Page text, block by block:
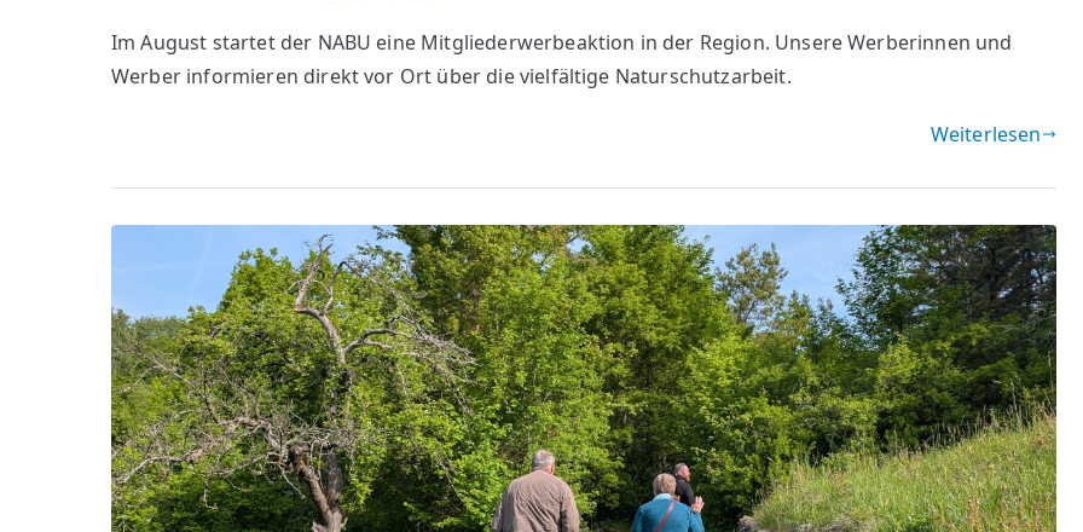
Im August startet der NABU eine Mitgliederwerbeaktion in der Region. Unsere Werberinnen und
Werber informieren direkt vor Ort über die vielfältige Naturschutzarbeit.
Weiterlesen